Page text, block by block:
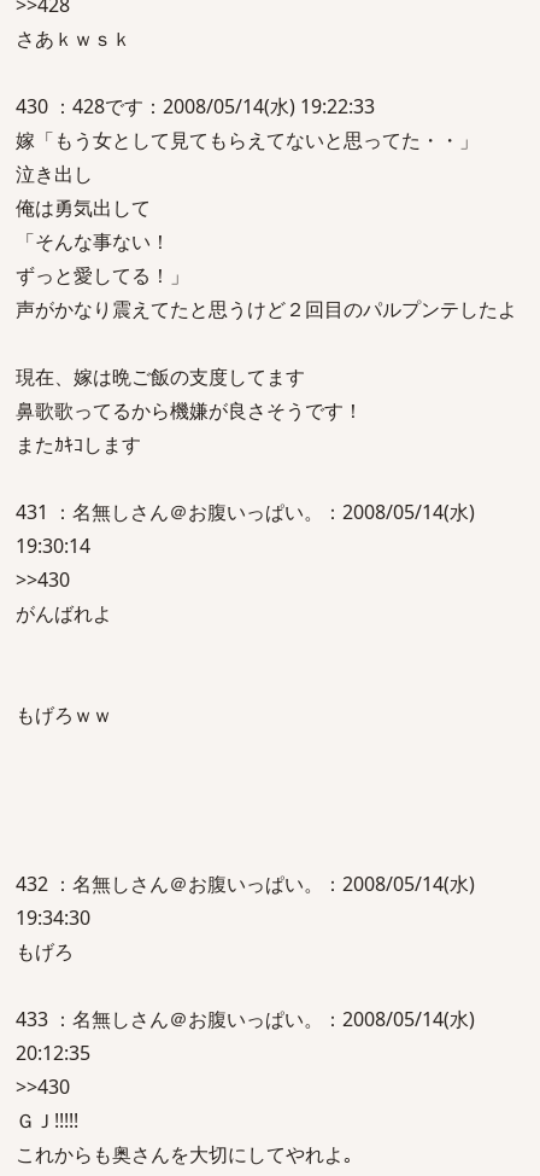
さあｋｗｓｋ
430 ：428です：2008/05/14(水) 19:22:33
嫁「もう女として見てもらえてないと思ってた・・」
泣き出し
俺は勇気出して
「そんな事ない！
ずっと愛してる！」
声がかなり震えてたと思うけど２回目のパルプンテしたよ
現在、嫁は晩ご飯の支度してます
鼻歌歌ってるから機嫌が良さそうです！
またｶｷｺします
431 ：名無しさん＠お腹いっぱい。：2008/05/14(水)
19:30:14
>>430
がんばれよ
もげろｗｗ
432 ：名無しさん＠お腹いっぱい。：2008/05/14(水)
19:34:30
もげろ
433 ：名無しさん＠お腹いっぱい。：2008/05/14(水)
20:12:35
>>430
ＧＪ!!!!!
これからも奥さんを大切にしてやれよ｡